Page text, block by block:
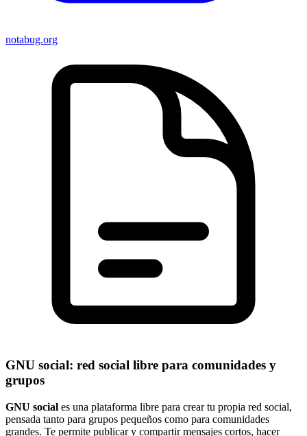
notabug.org
GNU social: red social libre para comunidades y
grupos
GNU social es una plataforma libre para crear tu propia red social,
pensada tanto para grupos pequeños como para comunidades
grandes. Te permite publicar y compartir mensajes cortos, hacer